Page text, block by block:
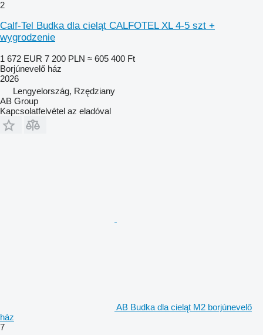
2
Calf-Tel Budka dla cieląt CALFOTEL XL 4-5 szt +
wygrodzenie
1 672 EUR 7 200 PLN ≈ 605 400 Ft
Borjúnevelő ház
2026
Lengyelország, Rzędziany
AB Group
Kapcsolatfelvétel az eladóval
AB Budka dla cieląt M2 borjúnevelő
ház
7